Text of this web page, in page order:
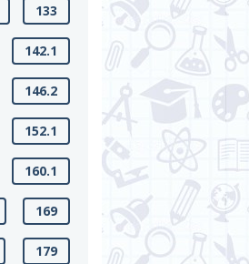
133
142.1
146.2
152.1
160.1
169
179